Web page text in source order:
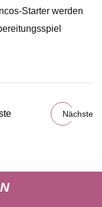
Starter werden
Nächste